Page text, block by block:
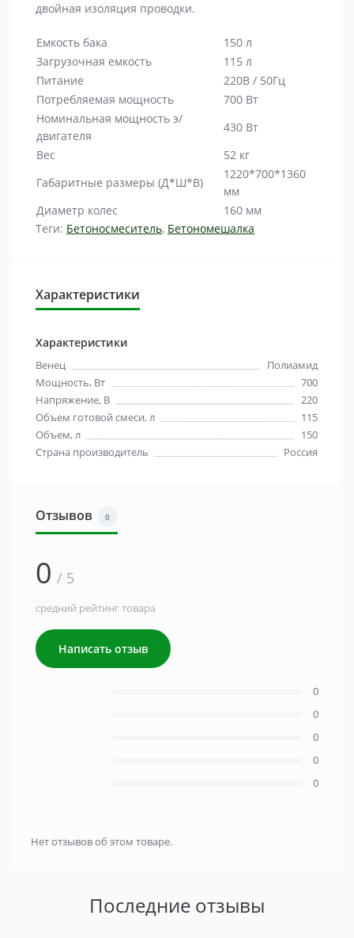
двойная изоляция проводки.
Емкость бака
150 л
Загрузочная емкость
115 л
Питание
220В / 50Гц
Потребляемая мощность
700 Вт
Номинальная мощность э/
двигателя
430 Вт
Вес
52 кг
Габаритные размеры (Д*Ш*В)
1220*700*1360
мм
Диаметр колес
160 мм
Теги: Бетоносмеситель, Бетономешалка
Характеристики
Характеристики
Венец
Полиамид
Мощность, Вт
700
Напряжение, В
220
Объем готовой смеси, л
115
Объем, л
150
Страна производитель
Россия
Отзывов 0
0 / 5
средний рейтинг товара
Написать отзыв
0
0
0
0
0
Нет отзывов об этом товаре.
Последние отзывы